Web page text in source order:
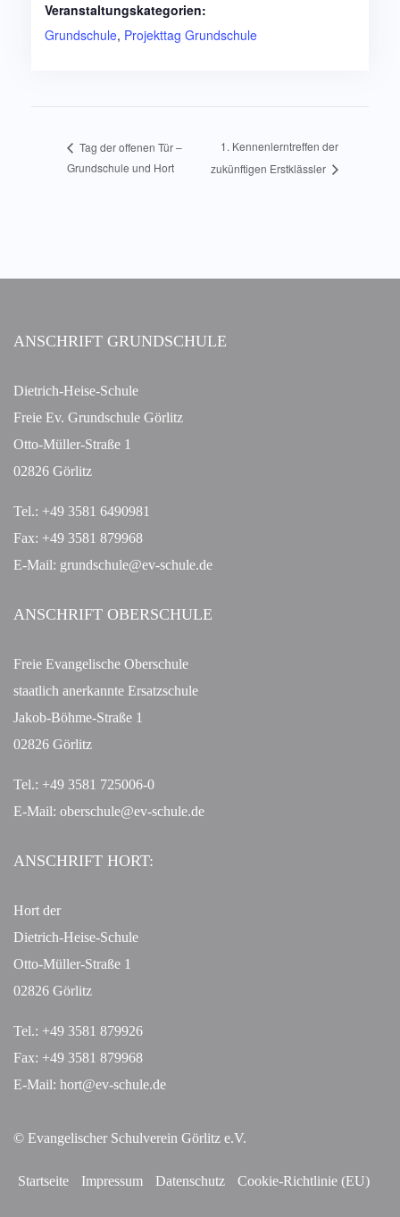
Veranstaltungskategorien:
Grundschule, Projekttag Grundschule
Tag der offenen Tür –
Grundschule und Hort
1. Kennenlerntreffen der
zukünftigen Erstklässler
ANSCHRIFT GRUNDSCHULE
Dietrich-Heise-Schule
Freie Ev. Grundschule Görlitz
Otto-Müller-Straße 1
02826 Görlitz
Tel.: +49 3581 6490981
Fax: +49 3581 879968
E-Mail: grundschule@ev-schule.de
ANSCHRIFT OBERSCHULE
Freie Evangelische Oberschule
staatlich anerkannte Ersatzschule
Jakob-Böhme-Straße 1
02826 Görlitz
Tel.: +49 3581 725006-0
E-Mail: oberschule@ev-schule.de
ANSCHRIFT HORT:
Hort der
Dietrich-Heise-Schule
Otto-Müller-Straße 1
02826 Görlitz
Tel.: +49 3581 879926
Fax: +49 3581 879968
E-Mail: hort@ev-schule.de
© Evangelischer Schulverein Görlitz e.V.
Startseite Impressum Datenschutz Cookie-Richtlinie (EU)